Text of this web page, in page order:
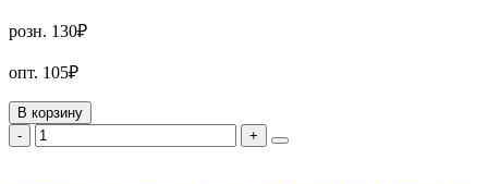
розн. 130₽
опт. 105₽
В корзину
-
+